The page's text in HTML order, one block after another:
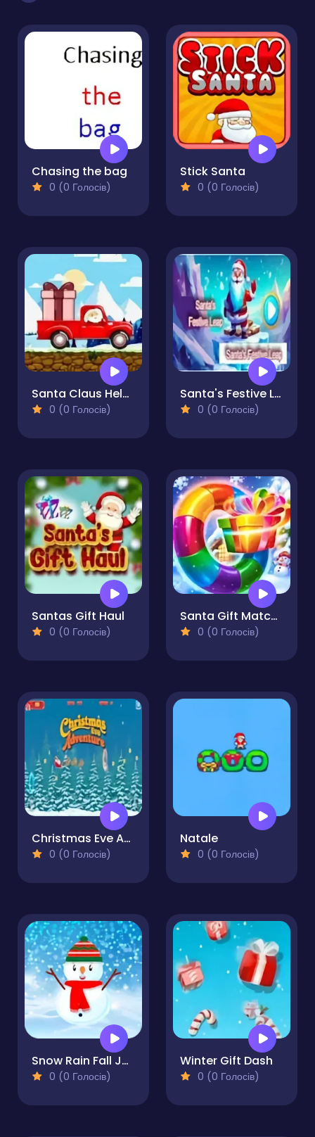
Chasing the bag
0 (0 Голосів)
Stick Santa
0 (0 Голосів)
Santa Claus Helper
0 (0 Голосів)
Santa's Festive Leap
0 (0 Голосів)
Santas Gift Haul
0 (0 Голосів)
Santa Gift Matching
0 (0 Голосів)
Christmas Eve Adventure
0 (0 Голосів)
Natale
0 (0 Голосів)
Snow Rain Fall Jumping
0 (0 Голосів)
Winter Gift Dash
0 (0 Голосів)